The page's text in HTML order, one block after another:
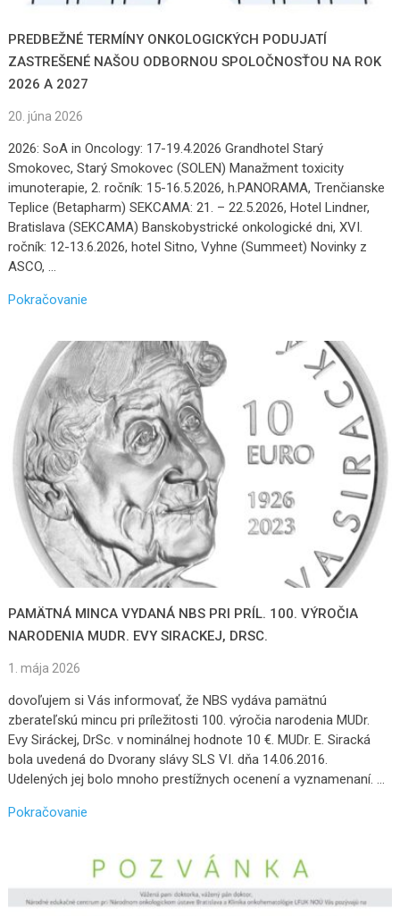
PREDBEŽNÉ TERMÍNY ONKOLOGICKÝCH PODUJATÍ
ZASTREŠENÉ NAŠOU ODBORNOU SPOLOČNOSŤOU NA ROK
2026 A 2027
20. júna 2026
2026: SoA in Oncology: 17-19.4.2026 Grandhotel Starý
Smokovec, Starý Smokovec (SOLEN) Manažment toxicity
imunoterapie, 2. ročník: 15-16.5.2026, h.PANORAMA, Trenčianske
Teplice (Betapharm) SEKCAMA: 21. – 22.5.2026, Hotel Lindner,
Bratislava (SEKCAMA) Banskobystrické onkologické dni, XVI.
ročník: 12-13.6.2026, hotel Sitno, Vyhne (Summeet) Novinky z
ASCO, …
Pokračovanie
PAMÄTNÁ MINCA VYDANÁ NBS PRI PRÍL. 100. VÝROČIA
NARODENIA MUDR. EVY SIRACKEJ, DRSC.
1. mája 2026
dovoľujem si Vás informovať, že NBS vydáva pamätnú
zberateľskú mincu pri príležitosti 100. výročia narodenia MUDr.
Evy Siráckej, DrSc. v nominálnej hodnote 10 €. MUDr. E. Siracká
bola uvedená do Dvorany slávy SLS VI. dňa 14.06.2016.
Udelených jej bolo mnoho prestížnych ocenení a vyznamenaní. …
Pokračovanie